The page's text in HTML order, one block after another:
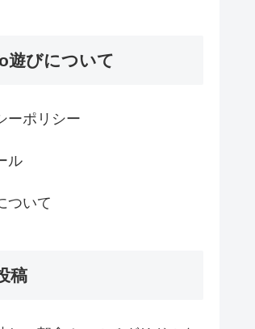
遊びについて
ーポリシー
ル
ついて
稿